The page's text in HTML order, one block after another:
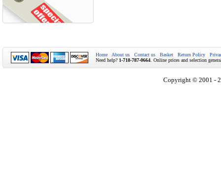
Home About us Contact us Basket Return Policy
Need help? 1-718-787-0664 . Online prices and selection
Copyright © 2001 -